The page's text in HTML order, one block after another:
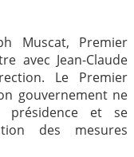
Muscat, Premier
avec Jean-Claude
Le Premier
gouvernement ne
et se
des mesures